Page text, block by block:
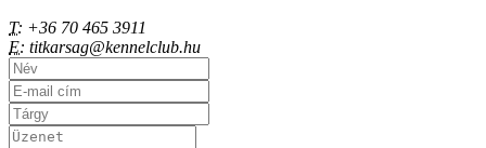
T: +36 70 465 3911
E: titkarsag@kennelclub.hu